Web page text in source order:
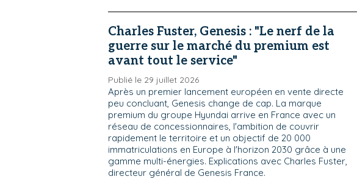
Charles Fuster, Genesis : "Le nerf de la
guerre sur le marché du premium est
avant tout le service"
Publié le 29 juillet 2026
Après un premier lancement européen en vente directe
peu concluant, Genesis change de cap. La marque
premium du groupe Hyundai arrive en France avec un
réseau de concessionnaires, l'ambition de couvrir
rapidement le territoire et un objectif de 20 000
immatriculations en Europe à l'horizon 2030 grâce à une
gamme multi-énergies. Explications avec Charles Fuster,
directeur général de Genesis France.